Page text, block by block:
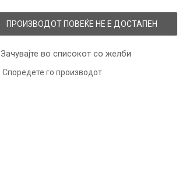
ПРОИЗВОДОТ ПОВЕЌЕ НЕ Е ДОСТАПЕН
Зачувајте во списокот со желби
Споредете го производот